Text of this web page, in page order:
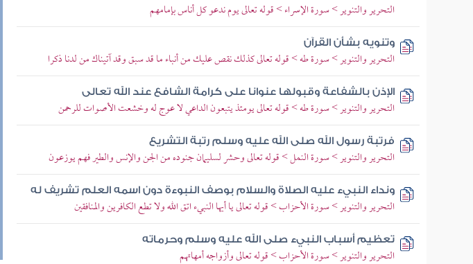
التحرير والتنوير > سورة الإسراء > قوله تعالى يوم ندعو كل أناس بإمامهم
وتنويه بشأن القرآن
التحرير والتنوير > سورة طه > قوله تعالى كذلك نقص عليك من أنباء ما قد سبق وقد آتيناك من لدنا ذكرا
الإذن بالشفاعة وقبولها عنوانا على كرامة الشافع عند الله تعالى
التحرير والتنوير > سورة طه > قوله تعالى يومئذ يتبعون الداعي لا عوج له وخشعت الأصوات للرحمن
فرتبة رسول الله صلى الله عليه وسلم رتبة التشريع
التحرير والتنوير > سورة النمل > قوله تعالى وحشر لسليمان جنوده من الجن والإنس والطير فهم يوزعون
ونداء النبيء عليه الصلاة والسلام بوصف النبوءة دون اسمه العلم تشريف له
التحرير والتنوير > سورة الأحزاب > قوله تعالى يا أيها النبيء اتق الله ولا تطع الكافرين والمنافقين
تعظيم أسباب النبيء صلى الله عليه وسلم وحرماته
التحرير والتنوير > سورة الأحزاب > قوله تعالى وأزواجه أمهاتهم